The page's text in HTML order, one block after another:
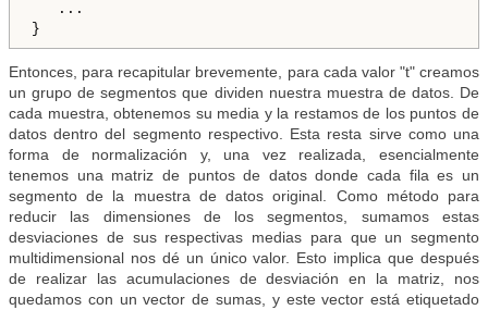
...
}
Entonces, para recapitular brevemente, para cada valor "t" creamos
un grupo de segmentos que dividen nuestra muestra de datos. De
cada muestra, obtenemos su media y la restamos de los puntos de
datos dentro del segmento respectivo. Esta resta sirve como una
forma de normalización y, una vez realizada, esencialmente
tenemos una matriz de puntos de datos donde cada fila es un
segmento de la muestra de datos original. Como método para
reducir las dimensiones de los segmentos, sumamos estas
desviaciones de sus respectivas medias para que un segmento
multidimensional nos dé un único valor. Esto implica que después
de realizar las acumulaciones de desviación en la matriz, nos
quedamos con un vector de sumas, y este vector está etiquetado